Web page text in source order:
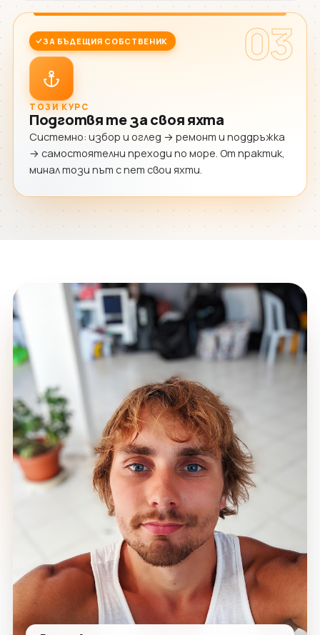
03
ЗА БЪДЕЩИЯ СОБСТВЕНИК
ТОЗИ КУРС
Подготвя те за своя яхта
Системно: избор и оглед → ремонт и поддръжка
→ самостоятелни преходи по море. От практик,
минал този път с пет свои яхти.